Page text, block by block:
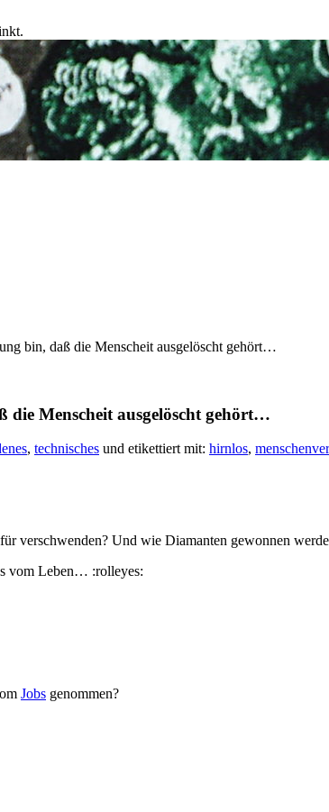
bin, daß die Menscheit ausgelöscht gehört…
Menscheit ausgelöscht gehört…
, technisches und etikettiert mit: hirnlos,
verschwenden? Und wie Diamanten gewonnen
vom Leben… :rolleyes:
Jobs genommen?